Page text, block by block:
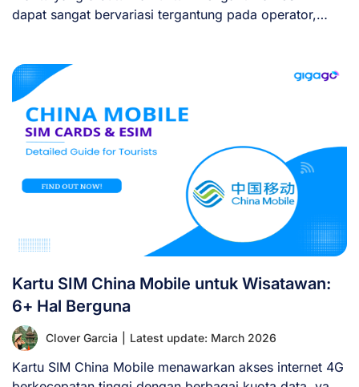
dapat sangat bervariasi tergantung pada operator,
Kartu SIM China Mobile untuk Wisatawan:
6+ Hal Berguna
Clover Garcia Latest update: March 2026
Kartu SIM China Mobile menawarkan akses internet 4G